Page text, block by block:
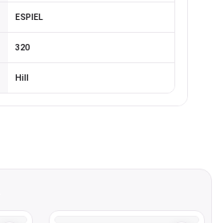
ESPIEL
320
Hill